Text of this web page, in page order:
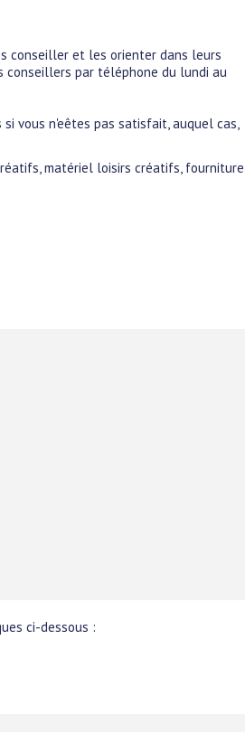
conseiller et les orienter dans leurs
conseillers par téléphone du lundi au
vous n'eêtes pas satisfait, auquel cas,
matériel loisirs créatifs, fourniture
ci-dessous :